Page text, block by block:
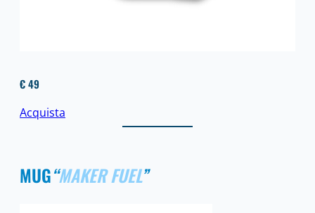
€ 49
Acquista
MUG“MAKER FUEL”